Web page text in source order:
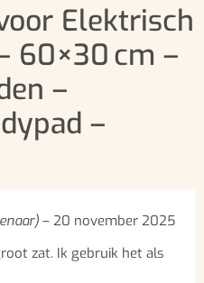
Elektrisch
60×30 cm –
–
–
– 20 november 2025
zat. Ik gebruik het als